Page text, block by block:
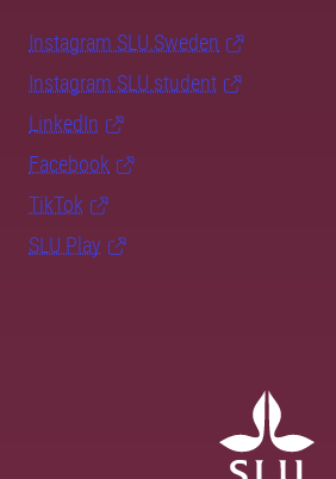
Instagram SLU.Sweden
Instagram SLU.student
LinkedIn
Facebook
TikTok
SLU Play